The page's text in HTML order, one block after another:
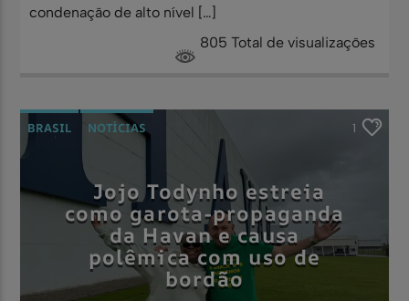
condenação de alto nível […]
805 Total de visualizações
BRASIL NOTÍCIAS 1
Jojo Todynho estreia
como garota-propaganda
da Havan e causa
polêmica com uso de
bordão